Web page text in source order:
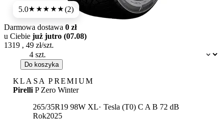
5.0★★★★★(2)
Dostępność:
Darmowa dostawa 0 zł
u Ciebie już jutro (07.08)
1319 , 49 zł/szt.
Do koszyka
KLASA PREMIUM
Pirelli P Zero Winter
265/35R19 98W XL
Tesla (T0) Etykieta:
C A B 72 dB
Rok2025